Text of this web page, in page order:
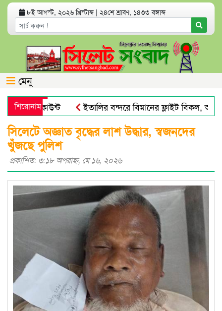
৮ই আগস্ট, ২০২৬ খ্রিস্টাব্দ | ২৪শে শ্রাবণ, ১৪৩৩ বঙ্গাব্দ
মেনু
শিরোনাম
অ্যাকাউন্ট
ইতালির বন্দরে বিমানের ফ্লাইট বিকল,
: এড. জুবায়ের
তেল, গ্যাস, বিদ্যুৎ সঙ্কট ও
সিলেটে অজ্ঞাত বৃদ্ধের লাশ উদ্ধার, স্বজনদের
খুঁজছে পুলিশ
প্রকাশিত: ৩:১৮ অপরাহ্ণ, মে ১৬, ২০২৬